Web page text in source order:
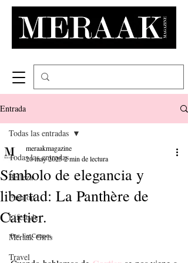
Entrada
Todas las entradas
Belleza
Fashion
Lifestyle
Meraak Girls
Travel
Todas las entradas
Símbolo de elegancia y
libertad: La Panthère de
Cartier.
meraakmagazine
20 may 20252 min de lectura
Por: Fer Campos.